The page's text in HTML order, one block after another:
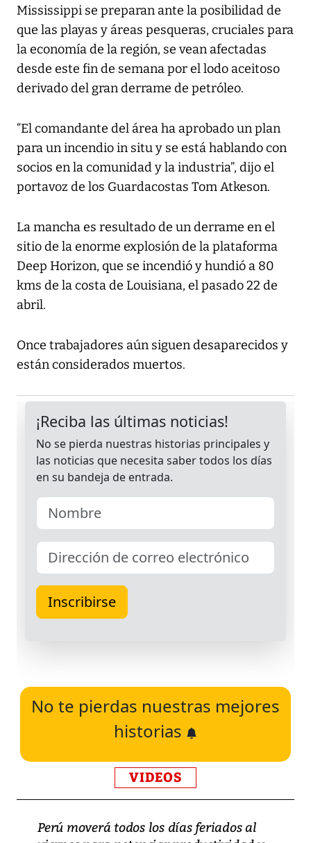
Mississippi se preparan ante la posibilidad de
que las playas y áreas pesqueras, cruciales para
la economía de la región, se vean afectadas
desde este fin de semana por el lodo aceitoso
derivado del gran derrame de petróleo.
“El comandante del área ha aprobado un plan
para un incendio in situ y se está hablando con
socios en la comunidad y la industria”, dijo el
portavoz de los Guardacostas Tom Atkeson.
La mancha es resultado de un derrame en el
sitio de la enorme explosión de la plataforma
Deep Horizon, que se incendió y hundió a 80
kms de la costa de Louisiana, el pasado 22 de
abril.
Once trabajadores aún siguen desaparecidos y
están considerados muertos.
No te pierdas nuestras mejores
historias
VIDEOS
Perú moverá todos los días feriados al